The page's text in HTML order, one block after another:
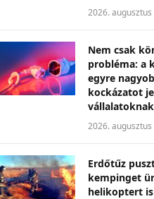
2026. augusztus
Nem csak
probléma: a
egyre
kockázatot
vállalatoknak
2026. augusztus
Erdőtűz
kempinget
helikoptert